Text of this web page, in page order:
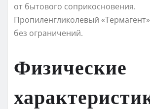
от бытового соприкосновения.
Пропиленгликолевый
без ограничений.
Физические